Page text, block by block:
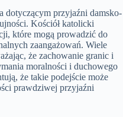
dotyczącym przyjaźni damsko-
Kościół katolicki
które mogą prowadzić do
zaangażowań. Wiele
że zachowanie granic i
moralności i duchowego
że takie podejście może
prawdziwej przyjaźni